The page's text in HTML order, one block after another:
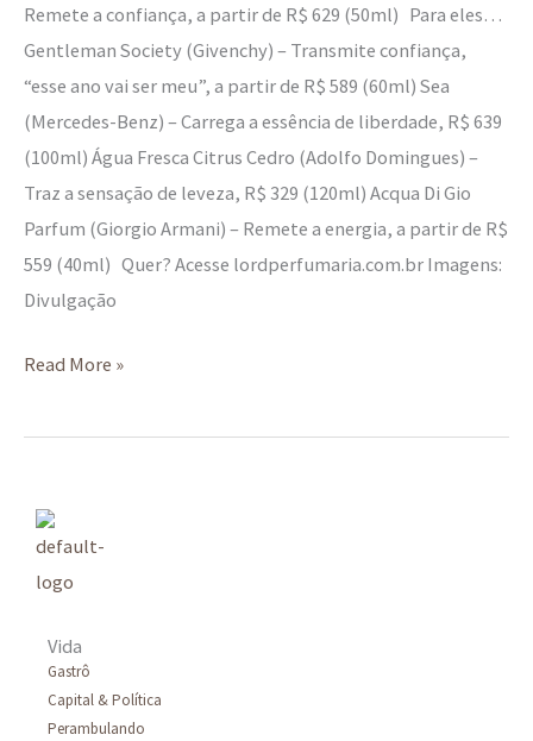
Remete a confiança, a partir de R$ 629 (50ml) Para eles…
Gentleman Society (Givenchy) – Transmite confiança,
“esse ano vai ser meu”, a partir de R$ 589 (60ml) Sea
(Mercedes-Benz) – Carrega a essência de liberdade, R$ 639
(100ml) Água Fresca Citrus Cedro (Adolfo Domingues) –
Traz a sensação de leveza, R$ 329 (120ml) Acqua Di Gio
Parfum (Giorgio Armani) – Remete a energia, a partir de R$
559 (40ml) Quer? Acesse lordperfumaria.com.br Imagens:
Divulgação
Read More »
Vida
Gastrô
Capital & Política
Perambulando